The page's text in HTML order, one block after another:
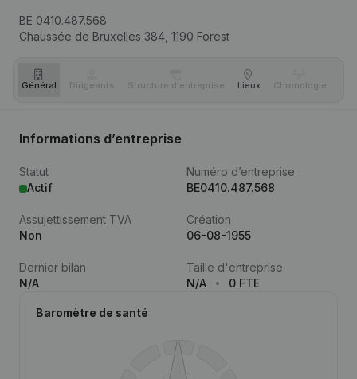
BE 0410.487.568
Chaussée de Bruxelles 384, 1190 Forest
Général Dirigeants Structure d'entreprise Lieux Chronologie
Informations d’entreprise
Statut
Actif
Numéro d’entreprise
BE0410.487.568
Assujettissement TVA
Non
Création
06-08-1955
Dernier bilan
N/A
Taille d'entreprise
N/A
0 FTE
Baromètre de santé